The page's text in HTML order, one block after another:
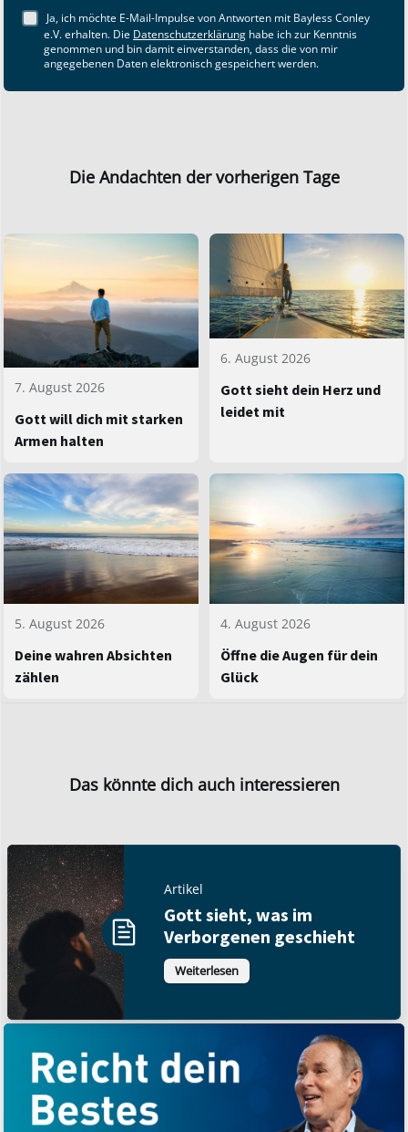
Ja, ich möchte E-Mail-Impulse von Antworten mit Bayless Conley
e.V. erhalten. Die Datenschutzerklärung habe ich zur Kenntnis
genommen und bin damit einverstanden, dass die von mir
angegebenen Daten elektronisch gespeichert werden.
Die Andachten der vorherigen Tage
7. August 2026
Gott will dich mit starken
Armen halten
6. August 2026
Gott sieht dein Herz und
leidet mit
5. August 2026
Deine wahren Absichten
zählen
4. August 2026
Öffne die Augen für dein
Glück
Das könnte dich auch interessieren
Artikel
Gott sieht, was im
Verborgenen geschieht
Weiterlesen